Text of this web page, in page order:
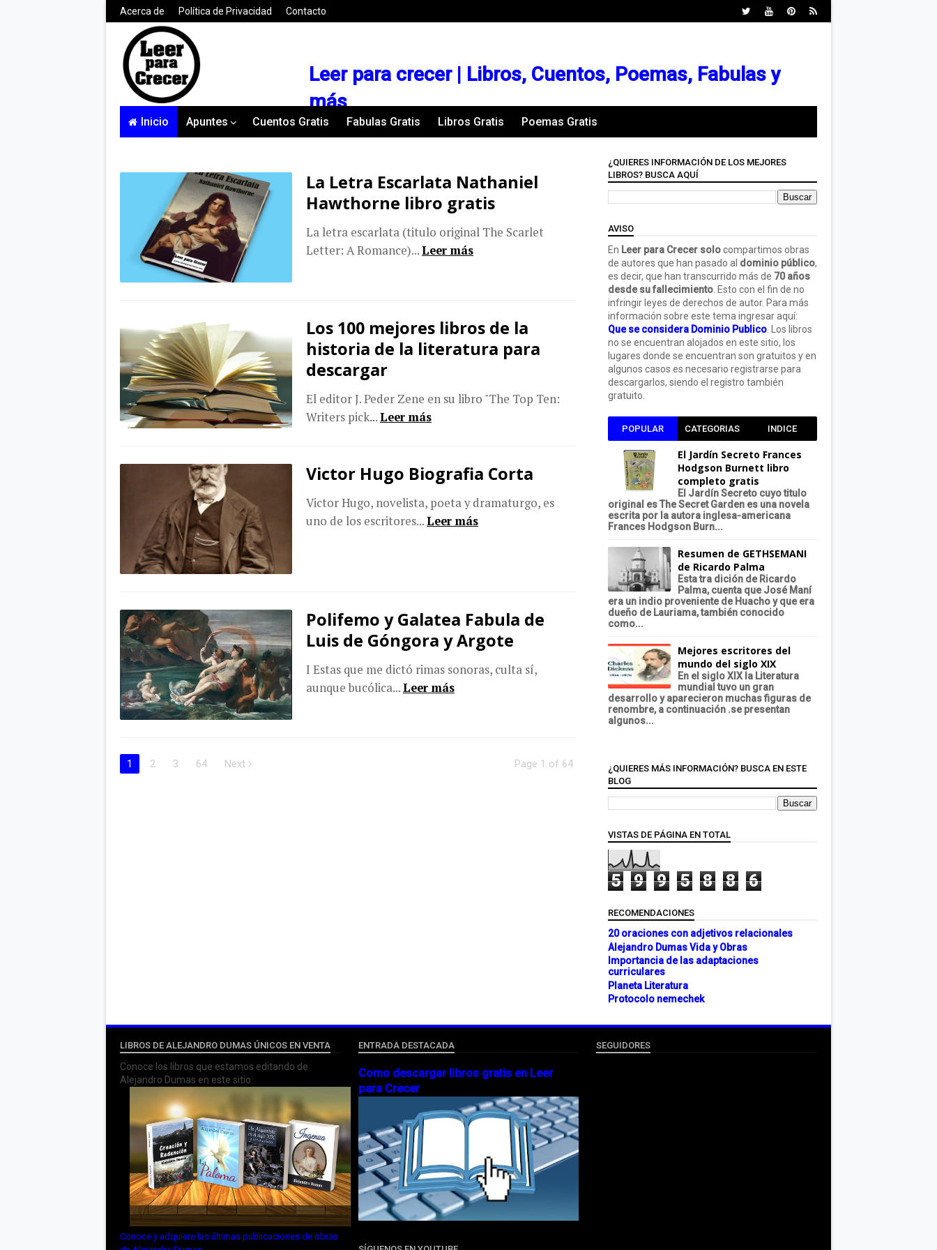
Acerca de Política de Privacidad Contacto
Leer para crecer | Libros, Cuentos, Poemas, Fabulas y
más
Inicio Apuntes Cuentos Gratis Fabulas Gratis Libros Gratis Poemas Gratis
La Letra Escarlata Nathaniel
Hawthorne libro gratis
La letra escarlata (titulo original The Scarlet
Letter: A Romance)...Leer más
Los 100 mejores libros de la
historia de la literatura para
descargar
El editor J. Peder Zene en su libro "The Top Ten:
Writers pick...Leer más
Victor Hugo Biografia Corta
Victor Hugo, novelista, poeta y dramaturgo, es
uno de los escritores...Leer más
Polifemo y Galatea Fabula de
Luis de Góngora y Argote
I Estas que me dictó rimas sonoras, culta sí,
aunque bucólica...Leer más
Page 1 of 64
1 2 3 64 Next
¿QUIERES INFORMACIÓN DE LOS MEJORES
LIBROS? BUSCA AQUÍ
AVISO
En Leer para Crecer solocompartimos obras
de autores que han pasado al dominio público,
es decir, que han transcurrido más de 70 años
desde su fallecimiento . Esto con el fin de no
infringir leyes de derechos de autor. Para más
información sobre este tema ingresar aquí:
Que se considera Dominio Publico . Los libros
no se encuentran alojados en este sitio, los
lugares donde se encuentran son gratuitos y en
algunos casos es necesario registrarse para
descargarlos, siendo el registro también
gratuito.
POPULAR CATEGORIAS INDICE
El Jardín Secreto Frances
Hodgson Burnett libro
completo gratis
El Jardín Secreto cuyo titulo
original es The Secret Garden es una novela
escrita por la autora inglesa-americana
Frances Hodgson Burn...
Resumen de GETHSEMANI
de Ricardo Palma
Esta tra dición de Ricardo
Palma, cuenta que José Maní
era un indio proveniente de Huacho y que era
dueño de Lauriama, también conocido
como...
Mejores escritores del
mundo del siglo XIX
En el siglo XIX la Literatura
mundial tuvo un gran
desarrollo y aparecieron muchas figuras de
renombre, a continuación .se presentan
algunos...
¿QUIERES MÁS INFORMACIÓN? BUSCA EN ESTE
BLOG
VISTAS DE PÁGINA EN TOTAL
5 9 9 5 8 8 6
RECOMENDACIONES
20 oraciones con adjetivos relacionales
Alejandro Dumas Vida y Obras
Importancia de las adaptaciones
curriculares
Planeta Literatura
Protocolo nemechek
LIBROS DE ALEJANDRO DUMAS ÚNICOS EN VENTA
Conoce los libros que estamos editando de
Alejandro Dumas en este sitio:
Conoce y adquiere las últimas publicaciones de obras
ENTRADA DESTACADA
Como descargar libros gratis en Leer
para Crecer
SEGUIDORES